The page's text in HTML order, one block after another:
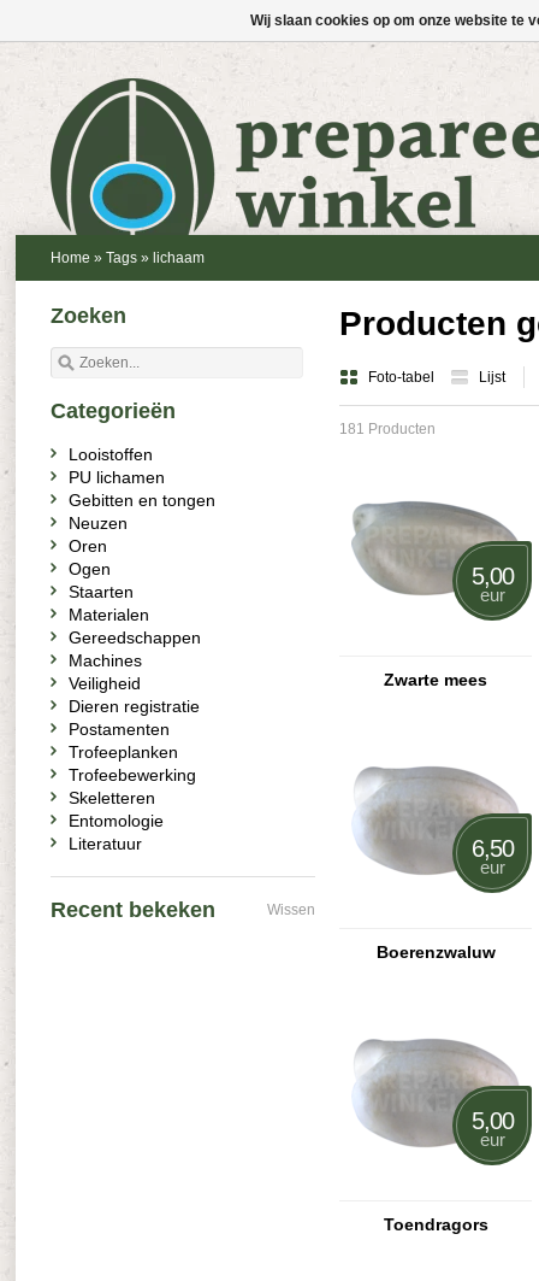
Home » Tags » lichaam
Producten
Foto-tabel Lijst
181 Producten
5,00
eur
Zwarte mees
6,50
eur
Boerenzwaluw
5,00
eur
Toendragors
Zoeken
Categorieën
Looistoffen
PU lichamen
Gebitten en tongen
Neuzen
Oren
Ogen
Staarten
Materialen
Gereedschappen
Machines
Veiligheid
Dieren registratie
Postamenten
Trofeeplanken
Trofeebewerking
Skeletteren
Entomologie
Literatuur
Recent bekeken Wissen
Wij slaan cookies op om onze website te